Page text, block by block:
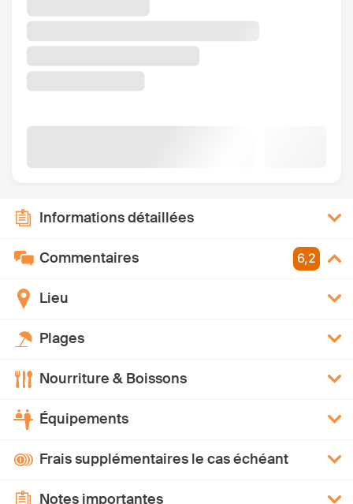
Informations détaillées
Commentaires 6,2
Lieu
Plages
Nourriture & Boissons
Équipements
Frais supplémentaires le cas échéant
Notes importantes